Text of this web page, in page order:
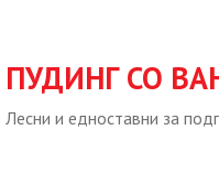
ПУДИНГ СО
Лесни и едноставни за